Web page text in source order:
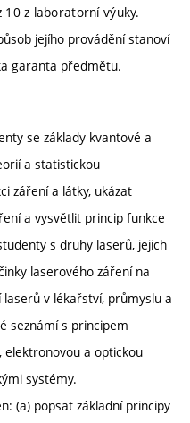
z laboratorní výuky.
jejího provádění stanoví
garanta předmětu.
se základy kvantové a
a statistickou
záření a látky, ukázat
a vysvětlit princip funkce
s druhy laserů, jejich
laserového záření na
v lékařství, průmyslu a
seznámí s principem
a optickou
systémy.
(a) popsat základní principy